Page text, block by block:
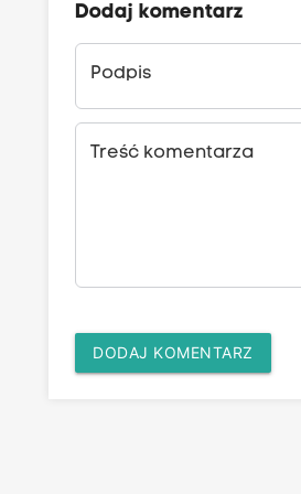
Dodaj komentarz
Podpis
Treść komentarza
DODAJ KOMENTARZ